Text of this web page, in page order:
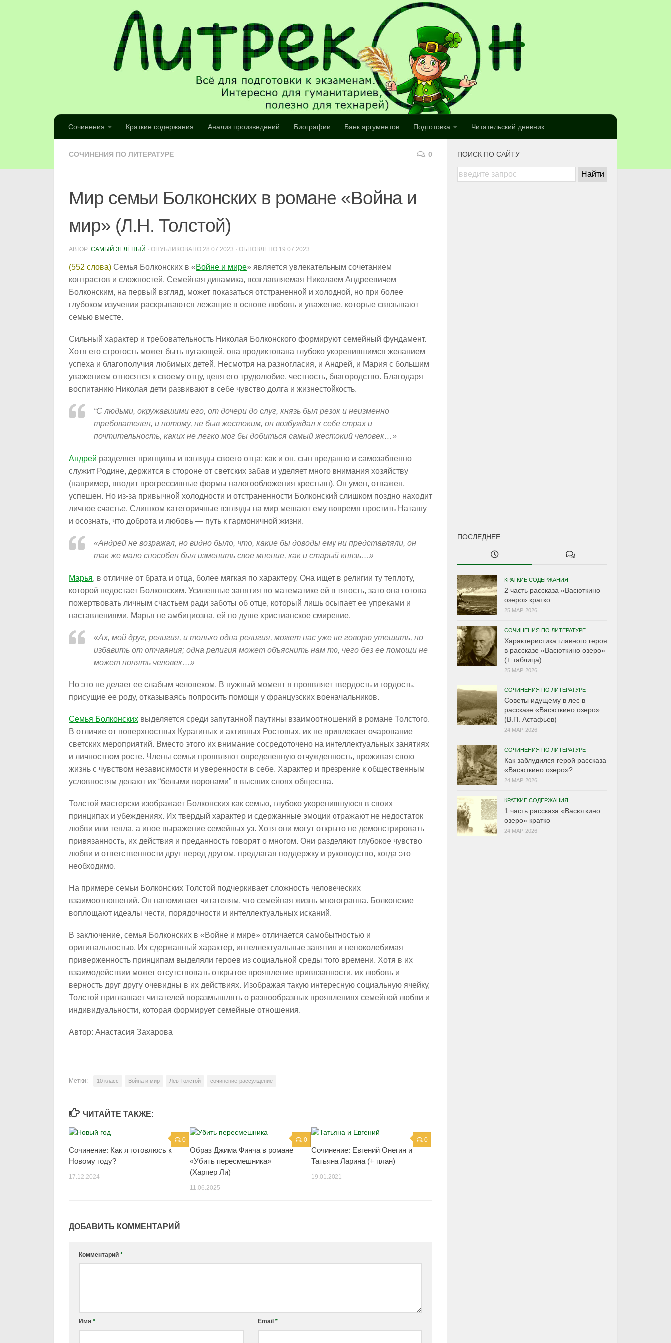
Сочинения Краткие содержания Анализ произведений Биографии Банк аргументов Подготовка Читательский дневник
СОЧИНЕНИЯ ПО ЛИТЕРАТУРЕ 0
Мир семьи Болконских в романе «Война и
мир» (Л.Н. Толстой)
АВТОР: САМЫЙ ЗЕЛЁНЫЙ · ОПУБЛИКОВАНО 28.07.2023 · ОБНОВЛЕНО 19.07.2023
(552 слова) Семья Болконских в «Войне и мире» является увлекательным сочетанием
контрастов и сложностей. Семейная динамика, возглавляемая Николаем Андреевичем
Болконским, на первый взгляд, может показаться отстраненной и холодной, но при более
глубоком изучении раскрываются лежащие в основе любовь и уважение, которые связывают
семью вместе.
Сильный характер и требовательность Николая Болконского формируют семейный фундамент.
Хотя его строгость может быть пугающей, она продиктована глубоко укоренившимся желанием
успеха и благополучия любимых детей. Несмотря на разногласия, и Андрей, и Мария с большим
уважением относятся к своему отцу, ценя его трудолюбие, честность, благородство. Благодаря
воспитанию Николая дети развивают в себе чувство долга и жизнестойкость.
“С людьми, окружавшими его, от дочери до слуг, князь был резок и неизменно
требователен, и потому, не быв жестоким, он возбуждал к себе страх и
почтительность, каких не легко мог бы добиться самый жестокий человек…»
Андрей разделяет принципы и взгляды своего отца: как и он, сын преданно и самозабвенно
служит Родине, держится в стороне от светских забав и уделяет много внимания хозяйству
(например, вводит прогрессивные формы налогообложения крестьян). Он умен, отважен,
успешен. Но из-за привычной холодности и отстраненности Болконский слишком поздно находит
личное счастье. Слишком категоричные взгляды на мир мешают ему вовремя простить Наташу
и осознать, что доброта и любовь — путь к гармоничной жизни.
«Андрей не возражал, но видно было, что, какие бы доводы ему ни представляли, он
так же мало способен был изменить свое мнение, как и старый князь…»
Марья, в отличие от брата и отца, более мягкая по характеру. Она ищет в религии ту теплоту,
которой недостает Болконским. Усиленные занятия по математике ей в тягость, зато она готова
пожертвовать личным счастьем ради заботы об отце, который лишь осыпает ее упреками и
наставлениями. Марья не амбициозна, ей по душе христианское смирение.
«Ах, мой друг, религия, и только одна религия, может нас уже не говорю утешить, но
избавить от отчаяния; одна религия может объяснить нам то, чего без ее помощи не
может понять человек…»
Но это не делает ее слабым человеком. В нужный момент я проявляет твердость и гордость,
присущие ее роду, отказываясь попросить помощи у французских военачальников.
Семья Болконских выделяется среди запутанной паутины взаимоотношений в романе Толстого.
В отличие от поверхностных Курагиных и активных Ростовых, их не привлекает очарование
светских мероприятий. Вместо этого их внимание сосредоточено на интеллектуальных занятиях
и личностном росте. Члены семьи проявляют определенную отчужденность, проживая свою
жизнь с чувством независимости и уверенности в себе. Характер и презрение к общественным
условностям делают их “белыми воронами” в высших слоях общества.
Толстой мастерски изображает Болконских как семью, глубоко укоренившуюся в своих
принципах и убеждениях. Их твердый характер и сдержанные эмоции отражают не недостаток
любви или тепла, а иное выражение семейных уз. Хотя они могут открыто не демонстрировать
привязанность, их действия и преданность говорят о многом. Они разделяют глубокое чувство
любви и ответственности друг перед другом, предлагая поддержку и руководство, когда это
необходимо.
На примере семьи Болконских Толстой подчеркивает сложность человеческих
взаимоотношений. Он напоминает читателям, что семейная жизнь многогранна. Болконские
воплощают идеалы чести, порядочности и интеллектуальных исканий.
В заключение, семья Болконских в «Войне и мире» отличается самобытностью и
оригинальностью. Их сдержанный характер, интеллектуальные занятия и непоколебимая
приверженность принципам выделяли героев из социальной среды того времени. Хотя в их
взаимодействии может отсутствовать открытое проявление привязанности, их любовь и
верность друг другу очевидны в их действиях. Изображая такую интересную социальную ячейку,
Толстой приглашает читателей поразмышлять о разнообразных проявлениях семейной любви и
индивидуальности, которая формирует семейные отношения.
Автор: Анастасия Захарова
Метки: 10 класс Война и мир Лев Толстой сочинение-рассуждение
ЧИТАЙТЕ ТАКЖЕ:
0
Сочинение: Как я готовлюсь к
Новому году?
17.12.2024
0
Образ Джима Финча в романе
«Убить пересмешника»
(Харпер Ли)
11.06.2025
0
Сочинение: Евгений Онегин и
Татьяна Ларина (+ план)
19.01.2021
ДОБАВИТЬ КОММЕНТАРИЙ
Комментарий *
Имя * Email *
ПОИСК ПО САЙТУ
ПОСЛЕДНЕЕ
КРАТКИЕ СОДЕРЖАНИЯ
2 часть рассказа «Васюткино
озеро» кратко
25 МАР, 2026
СОЧИНЕНИЯ ПО ЛИТЕРАТУРЕ
Характеристика главного героя
в рассказе «Васюткино озеро»
(+ таблица)
25 МАР, 2026
СОЧИНЕНИЯ ПО ЛИТЕРАТУРЕ
Советы идущему в лес в
рассказе «Васюткино озеро»
(В.П. Астафьев)
24 МАР, 2026
СОЧИНЕНИЯ ПО ЛИТЕРАТУРЕ
Как заблудился герой рассказа
«Васюткино озеро»?
24 МАР, 2026
КРАТКИЕ СОДЕРЖАНИЯ
1 часть рассказа «Васюткино
озеро» кратко
24 МАР, 2026